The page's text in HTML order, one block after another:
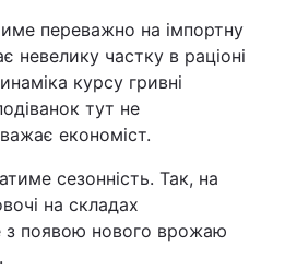
переважно на імпортну
невелику частку в раціоні
курсу гривні
тут не
економіст.
сезонність. Так, на
на складах
з появою нового врожаю